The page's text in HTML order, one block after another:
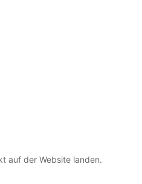
auf der Website landen.